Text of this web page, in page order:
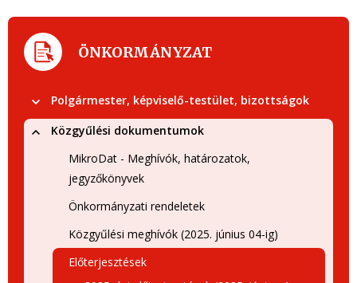
ÖNKORMÁNYZAT
Polgármester, képviselő-testület, bizottságok
Közgyűlési dokumentumok
MikroDat - Meghívók, határozatok,
jegyzőkönyvek
Önkormányzati rendeletek
Közgyűlési meghívók (2025. június 04-ig)
Előterjesztések